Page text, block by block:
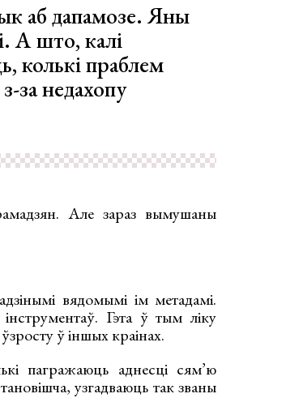
аб дапамозе. Яны
А што, калі
колькі праблем
за недахопу
Але зараз вымушаны
вядомымі ім метадамі.
Гэта ў тым ліку
ў іншых краінах.
пагражаюць аднесці сям’ю
узгадваюць так званы